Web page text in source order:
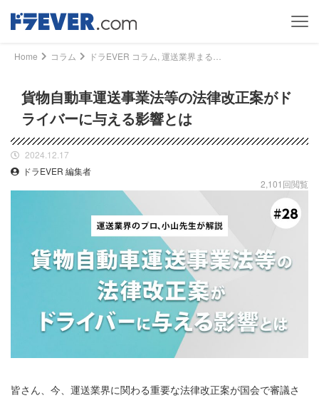
Home コラム
貨物自動車運送事業法等の法律改正案がド
ライバーに与える影響とは
2024.12.17
ドラEVER 編集者
2,101回閲覧
皆さん、今、運送業界に関わる重要な法律改正案が国会で審議さ